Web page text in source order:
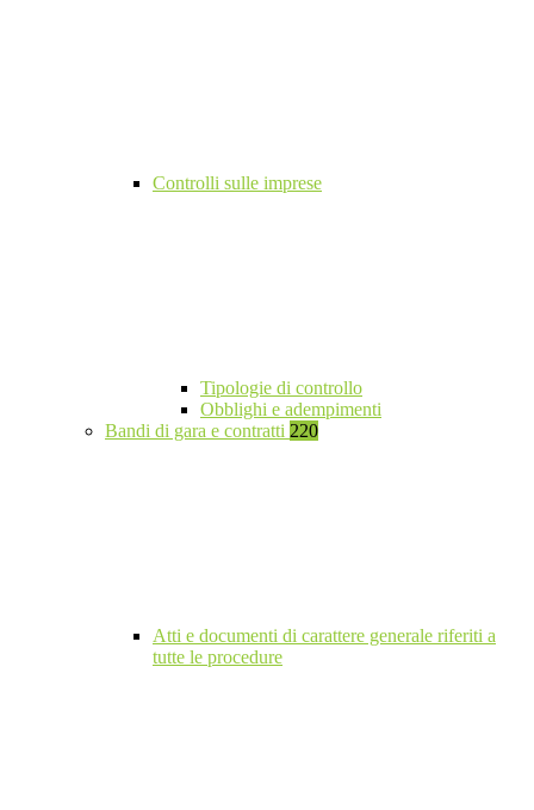
Controlli sulle imprese
Tipologie di controllo
Obblighi e adempimenti
Bandi di gara e contratti 220
Atti e documenti di carattere generale riferiti a
tutte le procedure